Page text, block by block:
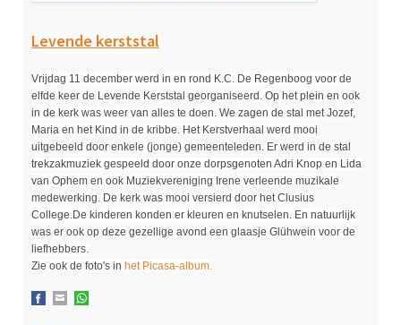
Levende kerststal
Vrijdag 11 december werd in en rond K.C. De Regenboog voor de
elfde keer de Levende Kerststal georganiseerd. Op het plein en ook
in de kerk was weer van alles te doen. We zagen de stal met Jozef,
Maria en het Kind in de kribbe. Het Kerstverhaal werd mooi
uitgebeeld door enkele (jonge) gemeenteleden. Er werd in de stal
trekzakmuziek gespeeld door onze dorpsgenoten Adri Knop en Lida
van Ophem en ook Muziekvereniging Irene verleende muzikale
medewerking. De kerk was mooi versierd door het Clusius
College.De kinderen konden er kleuren en knutselen. En natuurlijk
was er ook op deze gezellige avond een glaasje Glühwein voor de
liefhebbers.
Zie ook de foto's in het Picasa-album.
Facebook
E-mail